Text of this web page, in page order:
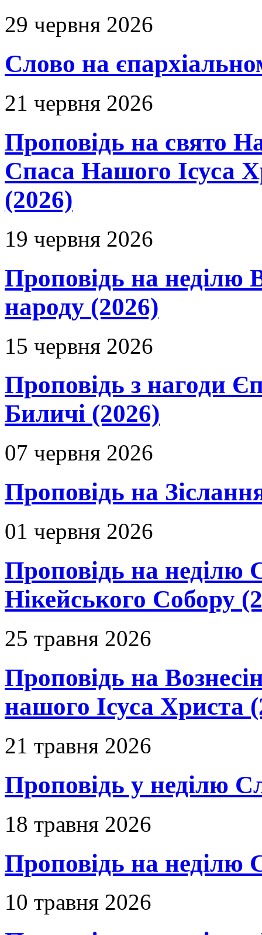
29 червня 2026
Слово на
21 червня 2026
Проповідь на свято
Спаса Нашого Ісуса
(2026)
19 червня 2026
Проповідь на неділю
народу (2026)
15 червня 2026
Проповідь з нагоди
Биличі (2026)
07 червня 2026
Проповідь на
01 червня 2026
Проповідь на неділю
Нікейського Собору
25 травня 2026
Проповідь на
нашого Ісуса Христа
21 травня 2026
Проповідь у неділю
18 травня 2026
Проповідь на неділю
10 травня 2026